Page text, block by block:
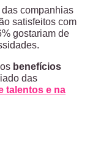
companhias
satisfeitos com
gostariam de
benefícios
das
talentos e na